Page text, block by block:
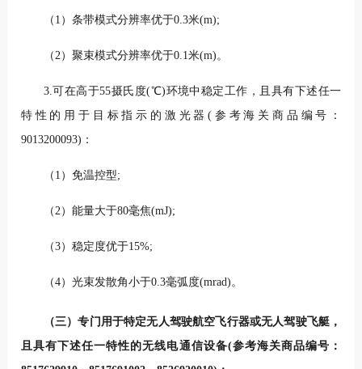
（1）条带模式分辨率优于0.3米(m);
（2）聚束模式分辨率优于0.1米(m)。
3.可在高于55摄氏度(℃)环境中稳定工作，且具有下述任一
特性的用于目标指示的激光器(参考海关商品编号：
9013200093)：
（1）免温控型;
（2）能量大于80毫焦(mJ);
（3）稳定度优于15%;
（4）光束发散角小于0.3毫弧度(mrad)。
（三）专门用于特定无人驾驶航空飞行器或无人驾驶飞艇，
且具有下述任一特性的无线电通信设备(参考海关商品编号：